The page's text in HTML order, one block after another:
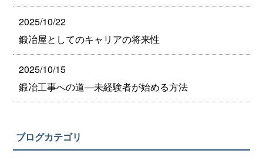
2025/10/22
鍛冶屋としてのキャリアの将来性
2025/10/15
鍛冶工事への道―未経験者が始める方法
ブログカテゴリ